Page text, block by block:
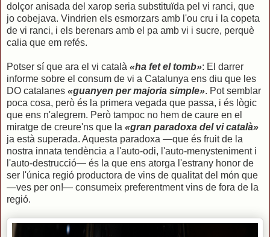
dolçor anisada del xarop seria substituïda pel vi ranci, que
jo cobejava. Vindrien els esmorzars amb l'ou cru i la copeta
de vi ranci, i els berenars amb el pa amb vi i sucre, perquè
calia que em refés.
Potser sí que ara el vi català «ha fet el tomb»: El darrer
informe sobre el consum de vi a Catalunya ens diu que les
DO catalanes «guanyen per majoria simple». Pot semblar
poca cosa, però és la primera vegada que passa, i és lògic
que ens n'alegrem. Però tampoc no hem de caure en el
miratge de creure'ns que la «gran paradoxa del vi català»
ja està superada. Aquesta paradoxa —que és fruit de la
nostra innata tendència a l'auto-odi, l'auto-menysteniment i
l'auto-destrucció— és la que ens atorga l'estrany honor de
ser l'única regió productora de vins de qualitat del món que
—ves per on!— consumeix preferentment vins de fora de la
regió.